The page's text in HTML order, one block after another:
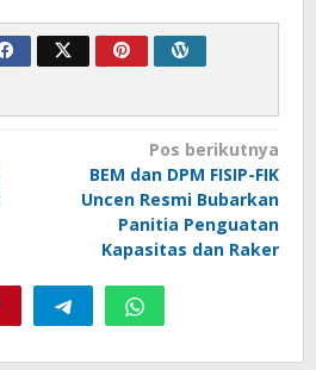
Pos berikutnya
BEM dan DPM FISIP-FIK
Uncen Resmi Bubarkan
Panitia Penguatan
Kapasitas dan Raker